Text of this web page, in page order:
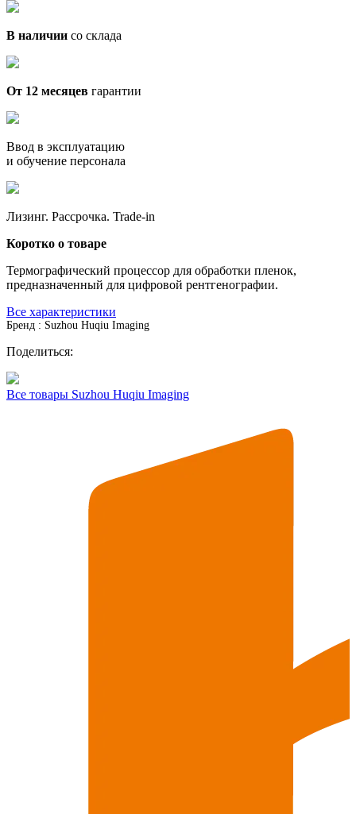
В наличии со склада
От 12 месяцев гарантии
Ввод в эксплуатацию
и обучение персонала
Лизинг. Рассрочка. Trade-in
Коротко о товаре
Термографический процессор для обработки пленок,
предназначенный для цифровой рентгенографии.
Все характеристики
Бренд : Suzhou Huqiu Imaging
Поделиться:
Все товары Suzhou Huqiu Imaging